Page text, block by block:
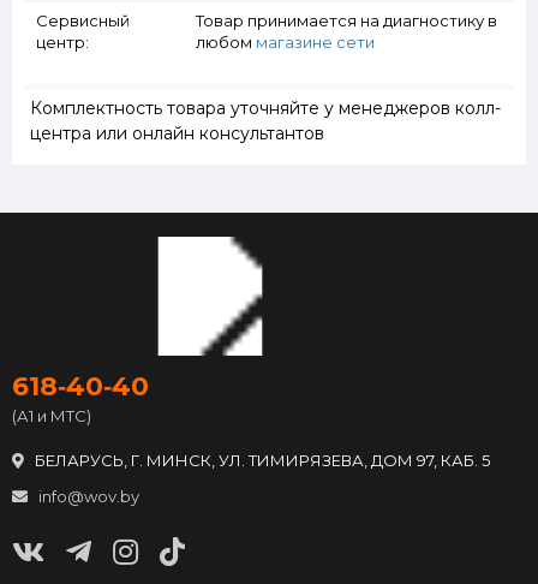
Сервисный
центр:
Товар принимается на диагностику в
любом магазине сети
Комплектность товара уточняйте у менеджеров колл-
центра или онлайн консультантов
618‑40‑40
(А1 и МТС)
БЕЛАРУСЬ, Г. МИНСК, УЛ. ТИМИРЯЗЕВА, ДОМ 97, КАБ. 5
info@wov.by